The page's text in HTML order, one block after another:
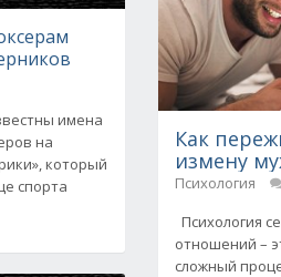
имена
на
который
спорта
Как
измену
Психология
Психология
отношений –
сложный